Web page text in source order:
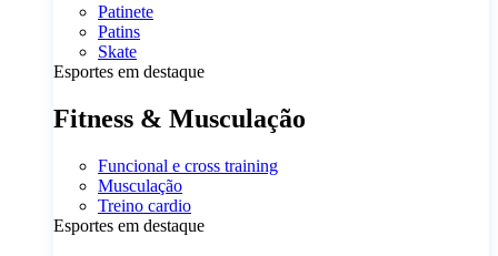
Patinete
Patins
Skate
Esportes em destaque
Fitness & Musculação
Funcional e cross training
Musculação
Treino cardio
Esportes em destaque